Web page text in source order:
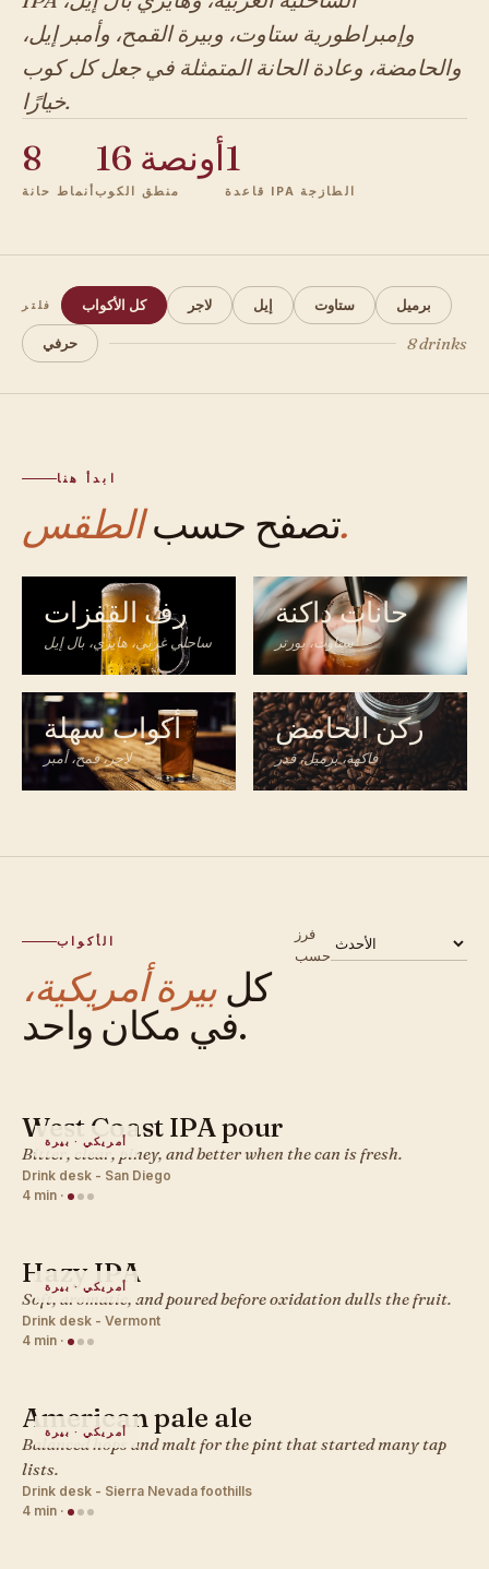
وإمبراطورية ستاوت، وبيرة القمح، وأمبر إيل،
والحامضة، وعادة الحانة المتمثلة في جعل كل كوب
خيارًا.
8
أنماط حانة
16 أونصة
منطق الكوب
1
قاعدة IPA الطازجة
فلتر كل الأكواب لاجر إيل ستاوت برميل
حرفي 8 drinks
ابدأ هنا
تصفح حسبالطقس.
رف القفزات
ساحلي غربي، هايزي، بال إيل
حانات داكنة
ستاوت، بورتر
أكواب سهلة
لاجر، قمح، أمبر
ركن الحامض
فاكهة، برميل، قدر
الأكواب
كلبيرة أمريكية،
في مكان واحد.
فرز
حسب
أمريكي · بيرة
West Coast IPA pour
Bitter, clear, piney, and better when the can is fresh.
Drink desk - San Diego
4 min ·
أمريكي · بيرة
Hazy IPA
Soft, aromatic, and poured before oxidation dulls the fruit.
Drink desk - Vermont
4 min ·
أمريكي · بيرة
American pale ale
Balanced hops and malt for the pint that started many tap
lists.
Drink desk - Sierra Nevada foothills
4 min ·